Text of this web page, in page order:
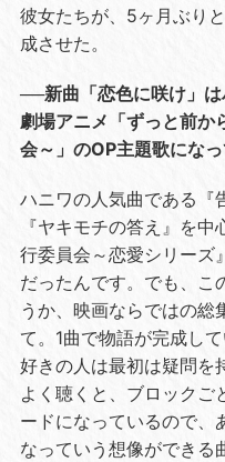
彼女たちが、5ヶ月ぶり
成させた。
──新曲「恋色に咲け」
劇場アニメ「ずっと前か
会～」のOP主題歌になっ
ハニワの人気曲である『
『ヤキモチの答え』を
行委員会～恋愛シリーズ
だったんです。でも、こ
うか、映画ならではの総
て。1曲で物語が完成し
好きの人は最初は疑問を
よく聴くと、ブロックご
ードになっているので、
なっていう想像ができる